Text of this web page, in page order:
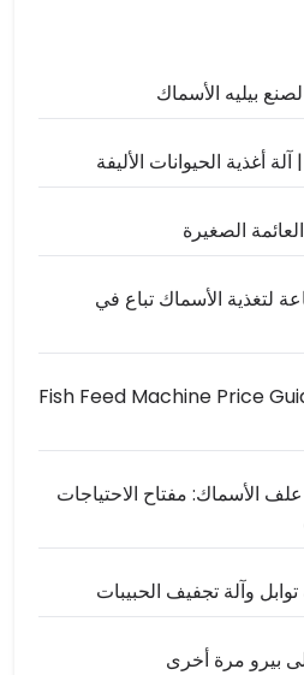
بيليه الأسماك
أغذية الحيوانات الأليفة
الصغيرة
كجم/ساعة لتغذية الأسماك تباع في
Fish Feed Machine Price
الأسماك: مفتاح الاحتياجات
وآلة تجفيف الحبيبات
بيرو مرة أخرى